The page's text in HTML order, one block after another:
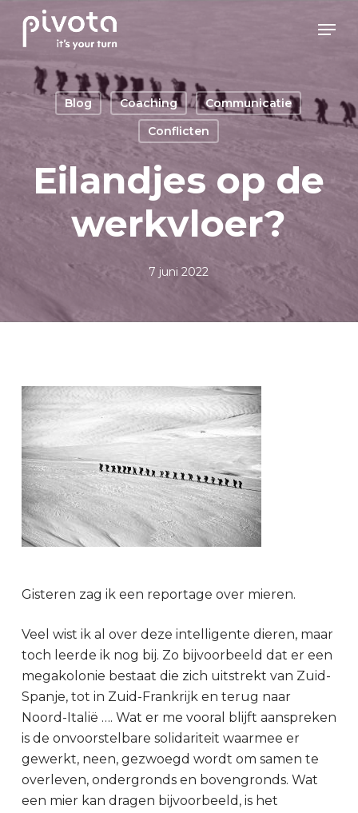
main
content
Menu
Blog Coaching
Communicatie
Conflicten
Eilandjes op de
werkvloer?
7 juni 2022
Gisteren zag ik een reportage over mieren.
Veel wist ik al over deze intelligente dieren, maar
toch leerde ik nog bij. Zo bijvoorbeeld dat er een
megakolonie bestaat die zich uitstrekt van Zuid-
Spanje, tot in Zuid-Frankrijk en terug naar
Noord-Italië …. Wat er me vooral blijft aanspreken
is de onvoorstelbare solidariteit waarmee er
gewerkt, neen, gezwoegd wordt om samen te
overleven, ondergronds en bovengronds. Wat
een mier kan dragen bijvoorbeeld, is het